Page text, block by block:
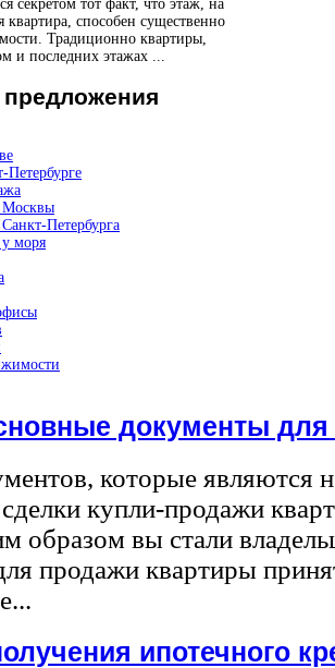
секретом тот факт, что этаж, на
квартира, способен существенно
Традиционно квартиры,
и последних этажах ...
предложения
Петербурге
Москвы
Петербурга
моря
документы
которые являются
купли-продажи
образом вы стали
продажи квартиры
ипотечного